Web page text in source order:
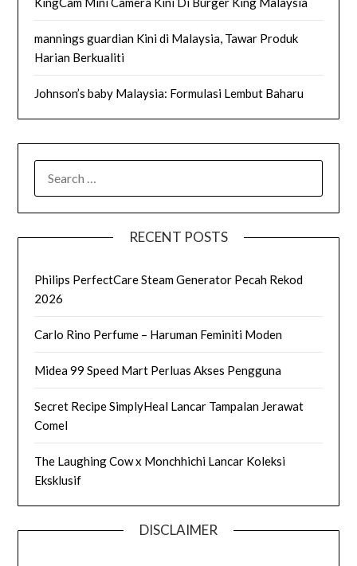
mannings guardian Kini di Malaysia, Tawar Produk
Harian Berkualiti
Johnson’s baby Malaysia: Formulasi Lembut Baharu
RECENT POSTS
Philips PerfectCare Steam Generator Pecah Rekod
2026
Carlo Rino Perfume – Haruman Feminiti Moden
Midea 99 Speed Mart Perluas Akses Pengguna
Secret Recipe SimplyHeal Lancar Tampalan Jerawat
Comel
The Laughing Cow x Monchhichi Lancar Koleksi
Eksklusif
DISCLAIMER